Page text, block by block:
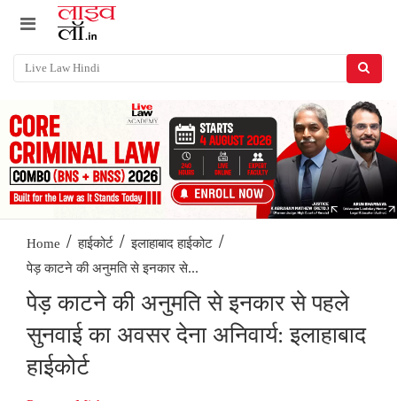
Home / हाईकोर्ट / इलाहाबाद हाईकोट /
पेड़ काटने की अनुमति से इनकार से...
पेड़ काटने की अनुमति से इनकार से पहले
सुनवाई का अवसर देना अनिवार्य: इलाहाबाद
हाईकोर्ट